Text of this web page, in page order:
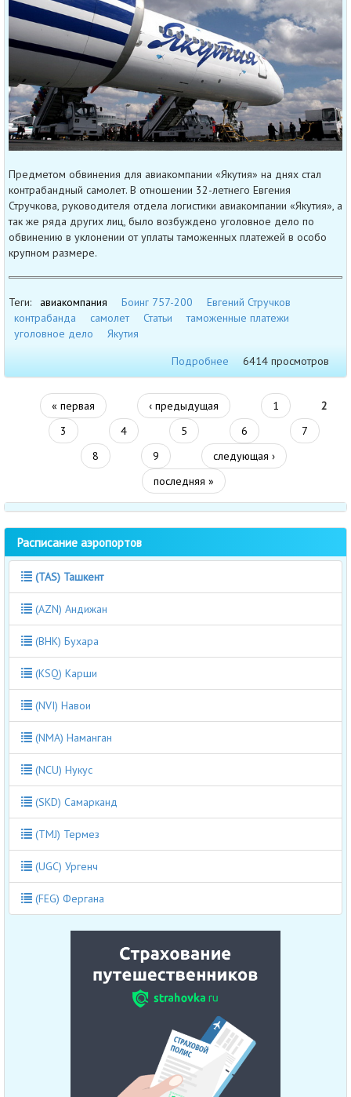
Предметом обвинения для авиакомпании «Якутия» на днях стал
контрабандный самолет. В отношении 32-летнего Евгения
Стручкова, руководителя отдела логистики авиакомпании «Якутия», а
так же ряда других лиц, было возбуждено уголовное дело по
обвинению в уклонении от уплаты таможенных платежей в особо
крупном размере.
Теги: авиакомпания Боинг 757-200
Евгений Стручков
контрабанда
самолет Статьи
таможенные платежи
уголовное дело
Якутия
Подробнее
6414 просмотров
« первая ‹ предыдущая 1
2
3
4 5 6
7
8
9
следующая ›
последняя »
Расписание аэропортов
(TAS) Ташкент
(AZN) Андижан
(BHK) Бухара
(KSQ) Карши
(NVI) Навои
(NMA) Наманган
(NCU) Нукус
(SKD) Самарканд
(TMJ) Термез
(UGC) Ургенч
(FEG) Фергана